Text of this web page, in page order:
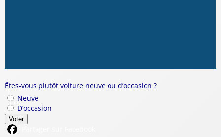
Êtes-vous plutôt voiture neuve ou d’occasion ?
Neuve
D’occasion
Voter